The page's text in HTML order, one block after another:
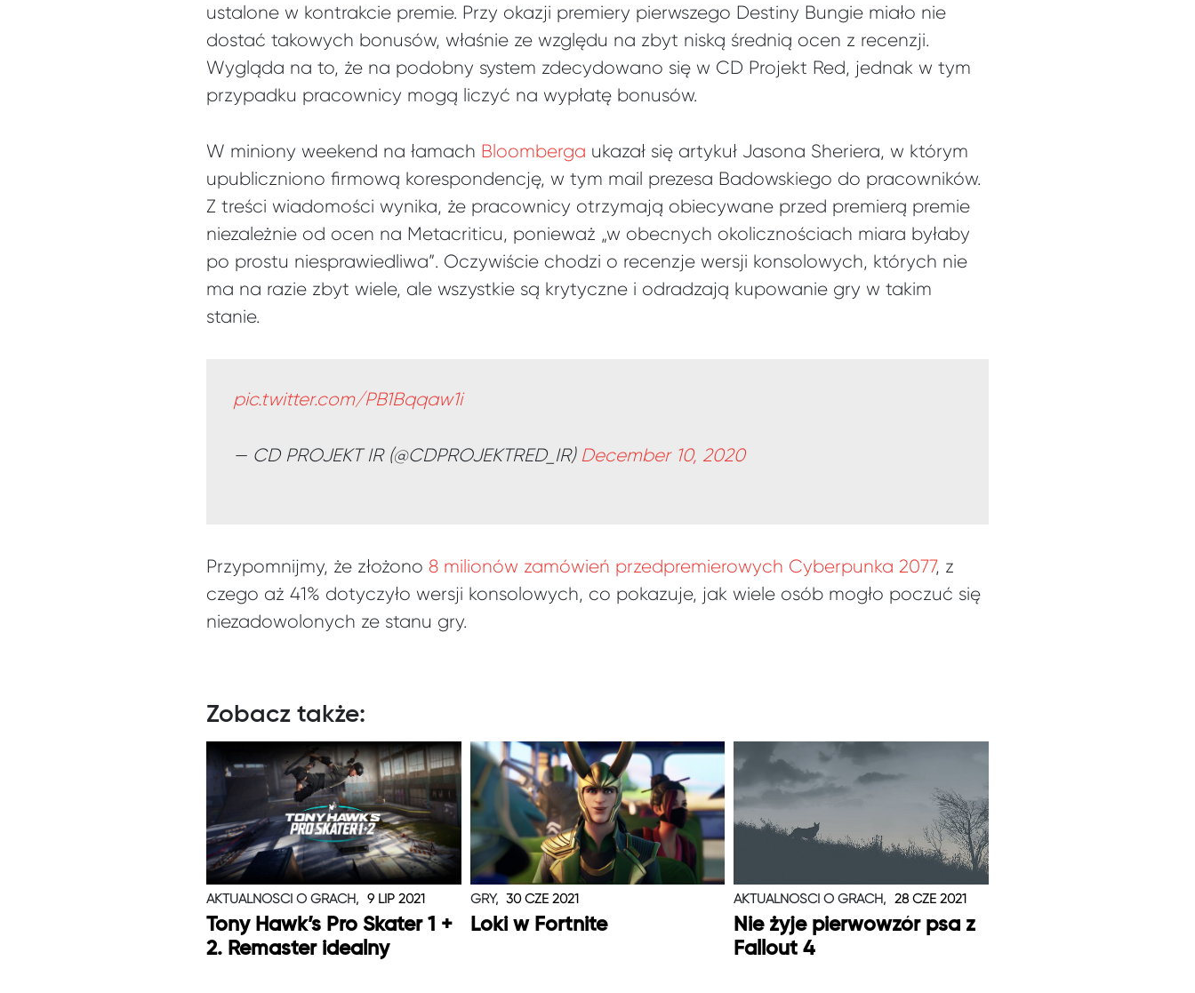
ustalone w kontrakcie premie. Przy okazji premiery pierwszego Destiny Bungie miało nie
dostać takowych bonusów, właśnie ze względu na zbyt niską średnią ocen z recenzji.
Wygląda na to, że na podobny system zdecydowano się w CD Projekt Red, jednak w tym
przypadku pracownicy mogą liczyć na wypłatę bonusów.
W miniony weekend na łamach Bloomberga ukazał się artykuł Jasona Sheriera, w którym
upubliczniono firmową korespondencję, w tym mail prezesa Badowskiego do pracowników.
Z treści wiadomości wynika, że pracownicy otrzymają obiecywane przed premierą premie
niezależnie od ocen na Metacriticu, ponieważ „w obecnych okolicznościach miara byłaby
po prostu niesprawiedliwa”. Oczywiście chodzi o recenzje wersji konsolowych, których nie
ma na razie zbyt wiele, ale wszystkie są krytyczne i odradzają kupowanie gry w takim
stanie.
pic.twitter.com/PB1Bqqaw1i
— CD PROJEKT IR (@CDPROJEKTRED_IR) December 10, 2020
Przypomnijmy, że złożono 8 milionów zamówień przedpremierowych Cyberpunka 2077, z
czego aż 41% dotyczyło wersji konsolowych, co pokazuje, jak wiele osób mogło poczuć się
niezadowolonych ze stanu gry.
Zobacz także:
AKTUALNOŚCI O GRACH, 9 LIP 2021
Tony Hawk’s Pro Skater 1 +
2. Remaster idealny
GRY, 30 CZE 2021
Loki w Fortnite
AKTUALNOŚCI O GRACH, 28 CZE 2021
Nie żyje pierwowzór psa z
Fallout 4